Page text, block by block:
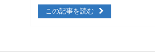
この記事を読む